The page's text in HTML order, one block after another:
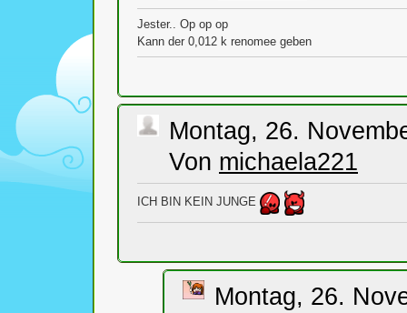
Jester.. Op op op
Kann der 0,012 k renomee geben
Montag, 26.
Von michaela221
ICH BIN KEIN JUNGE
Montag, 26.